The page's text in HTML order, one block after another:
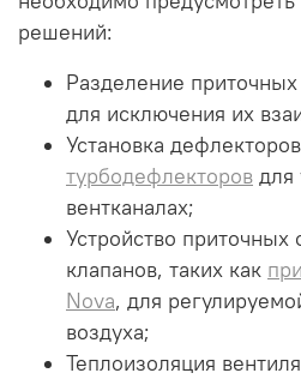
решений:
Разделение
для исключения их
Установка
турбодефлекторов для
вентканалах;
Устройство приточных
клапанов, таких как
Nova, для
воздуха;
Теплоизоляция